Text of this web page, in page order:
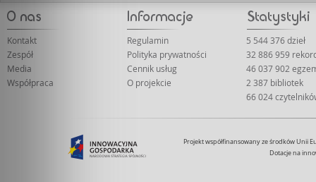
Kontakt
Zespół
Media
Współpraca
Regulamin
Polityka prywatności
Cennik usług
O projekcie
5 544 376 dzieł
32 886 959
46 037 902
2 387 bibliotek
66 024
Projekt współfinansowany ze środków Unii
Dotacje na